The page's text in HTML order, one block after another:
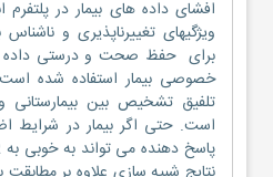
افشای داده های بیمار در پلتفرم
ویژگیهای تغییرناپذیری و
برای حفظ صحت و درستی
خصوصی بیمار استفاده شده
تلفیق تشخیص بین
است. حتی اگر بیمار در شرایط